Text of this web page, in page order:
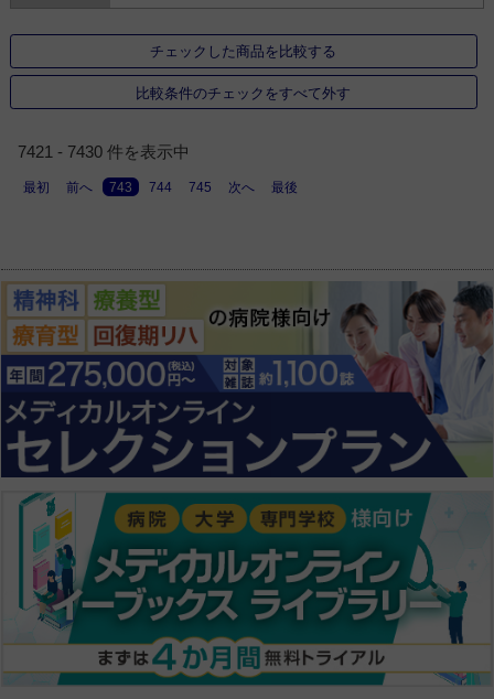
チェックした商品を比較する
比較条件のチェックをすべて外す
7421 - 7430 件を表示中
最初 前へ 743 744 745 次へ 最後